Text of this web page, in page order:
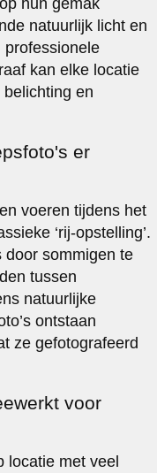
natuurlijk licht en
professionele
kan elke locatie
en
er
voeren tijdens het
‘rij-opstelling’.
door sommigen te
tussen
natuurlijke
ontstaan
ze gefotografeerd
voor
locatie met veel